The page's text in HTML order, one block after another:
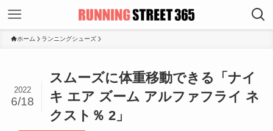
ホーム ランニングシューズ
スムーズに体重移動できる「ナイ
キ エア ズーム アルファフライ ネ
クスト％ 2」
2022
6/18